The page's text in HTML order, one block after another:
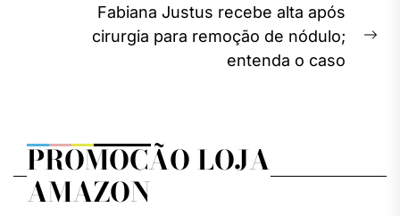
Fabiana Justus recebe alta após
cirurgia para remoção de nódulo;
entenda o caso
PROMOÇÃO LOJA
AMAZON